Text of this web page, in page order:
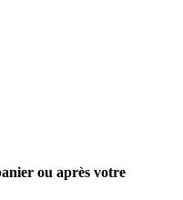
ou après votre